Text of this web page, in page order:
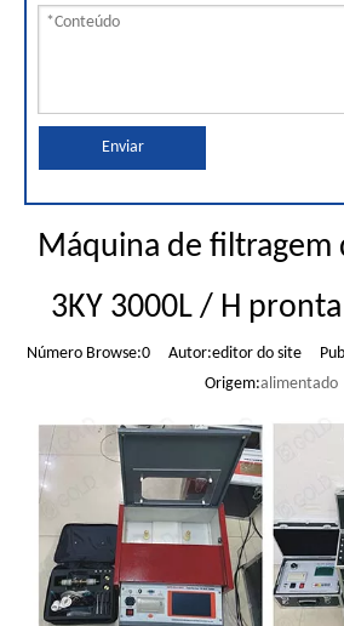
Enviar
Máquina de filtragem
3KY 3000L / H
Número Browse:0 Autor:editor do site
Origem:alimentado